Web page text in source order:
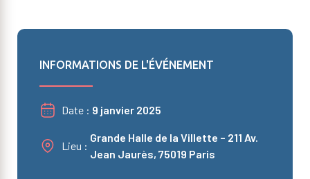
INFORMATIONS DE L'ÉVÉNEMENT
Date 9 janvier 2025
Lieu
Grande Halle de la Villette – 211 Av.
Jean Jaurès, 75019 Paris